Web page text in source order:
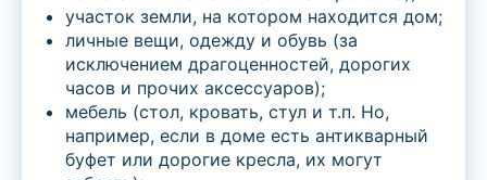
участок земли, на котором находится дом;
личные вещи, одежду и обувь (за
исключением драгоценностей, дорогих
часов и прочих аксессуаров);
мебель (стол, кровать, стул и т.п. Но,
например, если в доме есть антикварный
буфет или дорогие кресла, их могут